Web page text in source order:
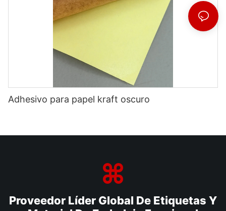
Adhesivo para papel kraft oscuro
Proveedor Líder Global De Etiquetas Y